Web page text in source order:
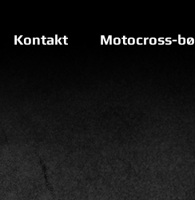
Kontakt Motocross-